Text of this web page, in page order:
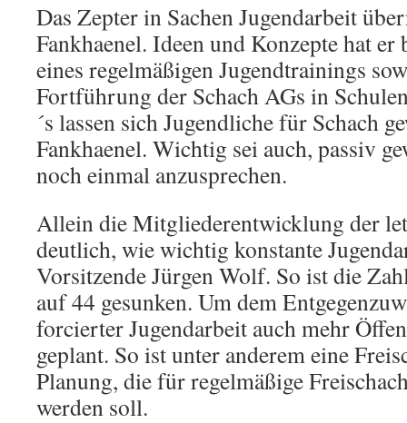
Das Zepter in Sachen Jugendarbeit
Fankhaenel. Ideen und Konzepte hat
eines regelmäßigen Jugendtrainings
Fortführung der Schach AGs in
´s lassen sich Jugendliche für Schach
Fankhaenel. Wichtig sei auch, passiv
noch einmal anzusprechen.
Allein die Mitgliederentwicklung der
deutlich, wie wichtig konstante
Vorsitzende Jürgen Wolf. So ist die
auf 44 gesunken. Um dem
forcierter Jugendarbeit auch mehr
geplant. So ist unter anderem eine
Planung, die für regelmäßige
werden soll.